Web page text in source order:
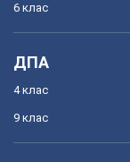
6 клас
ДПА
4 клас
9 клас